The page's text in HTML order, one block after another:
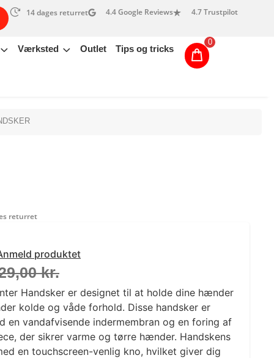
14 dages returret 4.4 Google Reviews 4.7 Trustpilot
Værksted Outlet Tips og tricks
0
returret
produktet
kr.
Handsker er designet til at holde dine hænder
kolde og våde forhold. Disse handsker er
en vandafvisende indermembran og en foring af
der sikrer varme og tørre hænder. Handskens
en touchscreen-venlig kno, hvilket giver dig